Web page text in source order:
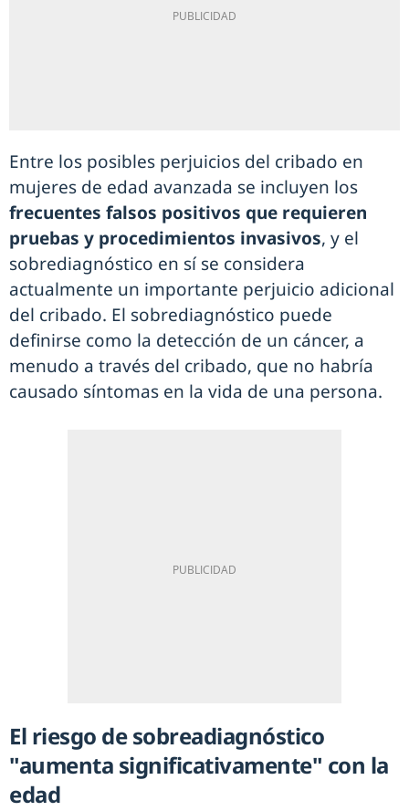
Entre los posibles perjuicios del cribado en
mujeres de edad avanzada se incluyen los
frecuentes falsos positivos que requieren
pruebas y procedimientos invasivos, y el
sobrediagnóstico en sí se considera
actualmente un importante perjuicio adicional
del cribado. El sobrediagnóstico puede
definirse como la detección de un cáncer, a
menudo a través del cribado, que no habría
causado síntomas en la vida de una persona.
El riesgo de sobreadiagnóstico
"aumenta significativamente" con la
edad